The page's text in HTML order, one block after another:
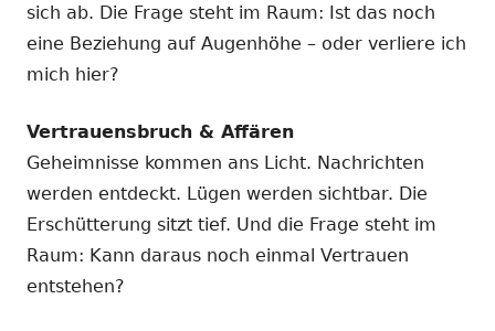
sich ab. Die Frage steht im Raum: Ist das noch
eine Beziehung auf Augenhöhe – oder verliere ich
mich hier?
Vertrauensbruch & Affären
Geheimnisse kommen ans Licht. Nachrichten
werden entdeckt. Lügen werden sichtbar. Die
Erschütterung sitzt tief. Und die Frage steht im
Raum: Kann daraus noch einmal Vertrauen
entstehen?